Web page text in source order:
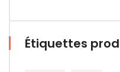
Étiquettes